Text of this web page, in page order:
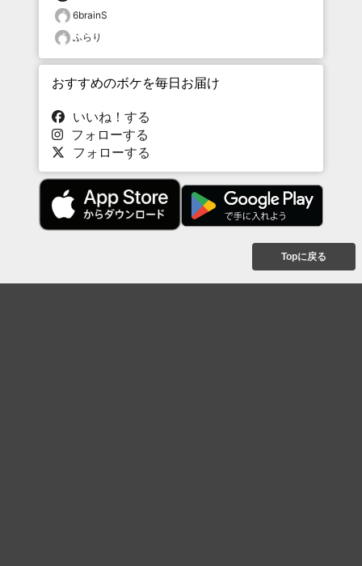
6brainS
ふらり
おすすめのボケを毎日お届け
いいね！する
フォローする
フォローする
Topに戻る